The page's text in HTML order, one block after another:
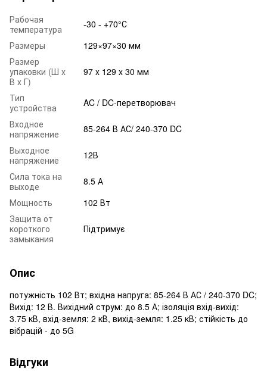
Рабочая
температура
-30 - +70°С
Размеры
129×97×30 мм
Размер
упаковки (Ш х
В х Г)
97 x 129 x 30 мм
Тип
устройства
AC / DC-перетворювач
Входное
напряжение
85-264 В АС/ 240-370 DC
Выходное
напряжение
12В
Сила тока на
выходе
8.5 А
Мощность
102 Вт
Защита от
короткого
замыкания
Підтримує
Опис
потужність 102 Вт; вхідна напруга: 85-264 В АС / 240-370 DC;
Вихід: 12 В. Вихідний струм: до 8.5 А; ізоляція вхід-вихід:
3.75 кВ, вхід-земля: 2 кВ, вихід-земля: 1.25 кВ; стійкість до
вібрацій - до 5G
Відгуки